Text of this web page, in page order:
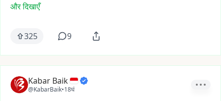
और दिखाएँ
325 9
Kabar Baik
@KabarBaik•18घं